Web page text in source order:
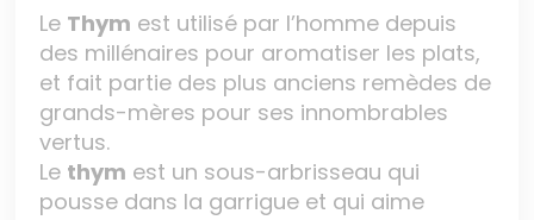
Le Thym est utilisé par l’homme depuis
des millénaires pour aromatiser les plats,
et fait partie des plus anciens remèdes de
grands-mères pour ses innombrables
vertus.
Le thym est un sous-arbrisseau qui
pousse dans la garrigue et qui aime